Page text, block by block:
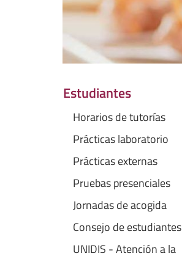
Estudiantes
Horarios de tutorías
Prácticas laboratorio
Prácticas externas
Pruebas presenciales
Jornadas de acogida
Consejo de estudiantes
UNIDIS - Atención a la